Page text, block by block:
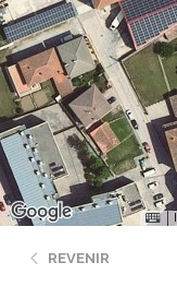
REVENIR